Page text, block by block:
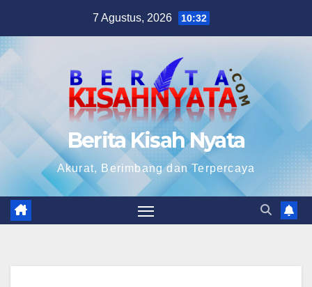
content
7 Agustus, 2026 10:32
Berita Kisah Nyata
Akurat, Berimbang dan Terpercaya